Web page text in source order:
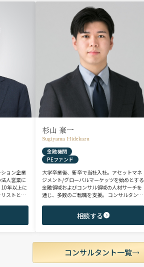
ョン企業
人営業に
年以上に
ストとし
名以上の
加え、関
杉山 豪一
Sugiyama Hidekazu
金融機関
PEファンド
大学卒業後、新卒で当社入社。アセットマネ
ジメント/グローバルマーケッツを始めとする
金融領域およびコンサル領域の人材サーチを
通じ、多数のご転職を支援。 コンサルタント
験のハイポテンシャル層やさらなるキャリア
ップを狙うミドル～ハイクラス層をご支援。
相談する
コンサルタント一覧